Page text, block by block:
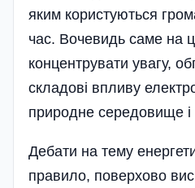
яким користуються
час. Вочевидь саме на
концентрувати увагу,
складові впливу
природне середовище
Дебати на тему
правило, поверхово